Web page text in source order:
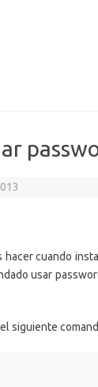
cuando
usar
siguiente